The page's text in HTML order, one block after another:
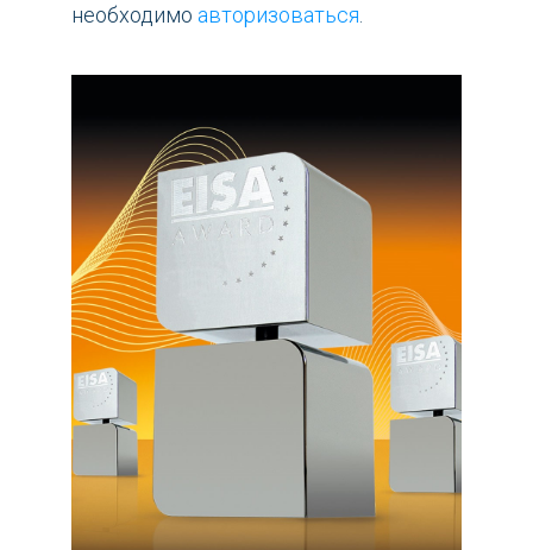
необходимо авторизоваться